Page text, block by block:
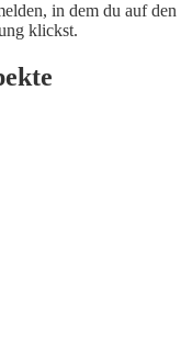
in dem du auf den
klickst.